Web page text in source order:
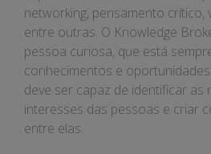
networking, pensamento crítico,
entre outras. O Knowledge
pessoa curiosa, que está
conhecimentos e
deve ser capaz de identificar as
interesses das pessoas e criar
entre elas.